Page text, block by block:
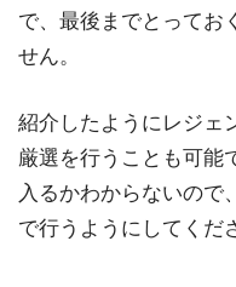
で、最後までとってお
せん。
紹介したようにレジェ
厳選を行うことも可能
入るかわからないので
で行うようにしてくだ